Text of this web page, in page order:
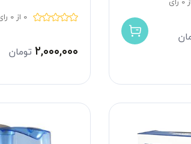
0 از 0 رای
۲,۰۰۰,۰۰۰ تومان